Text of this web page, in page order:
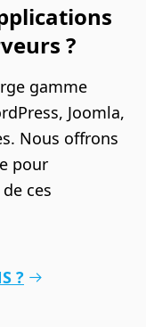
?
gamme
Joomla,
Nous offrons
pour
ces
?